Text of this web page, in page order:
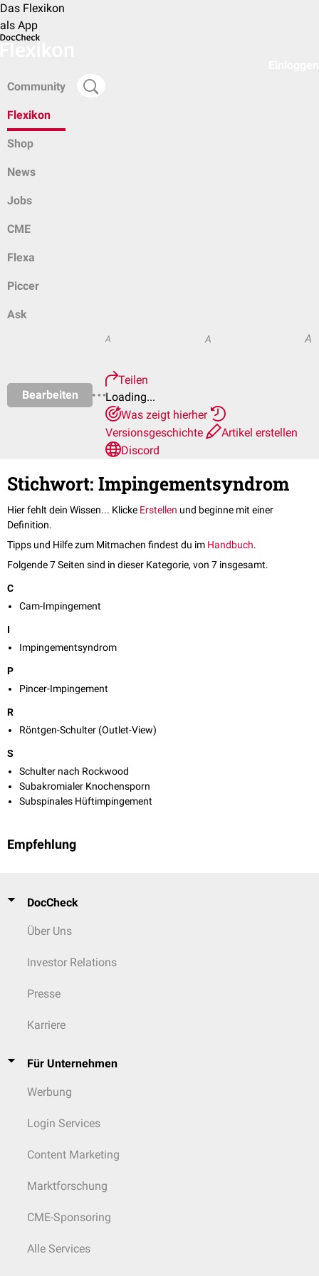
Das Flexikon
als App
Community
Flexikon
Shop
News
Jobs
CME
Flexa
Piccer
Ask
Bearbeiten
A A A
Teilen
Loading...
Was zeigt hierher
Versionsgeschichte
Artikel erstellen
Discord
Stichwort: Impingementsyndrom
Hier fehlt dein Wissen... Klicke Erstellen und beginne mit einer
Definition.
Tipps und Hilfe zum Mitmachen findest du im Handbuch.
Folgende 7 Seiten sind in dieser Kategorie, von 7 insgesamt.
C
Cam-Impingement
I
Impingementsyndrom
P
Pincer-Impingement
R
Röntgen-Schulter (Outlet-View)
S
Schulter nach Rockwood
Subakromialer Knochensporn
Subspinales Hüftimpingement
Empfehlung
DocCheck
Über Uns
Investor Relations
Presse
Karriere
Für Unternehmen
Werbung
Login Services
Content Marketing
Marktforschung
CME-Sponsoring
Alle Services